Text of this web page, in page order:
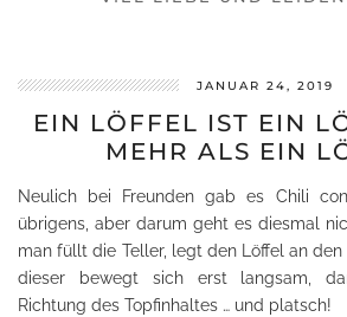
JANUAR 24, 2019
EIN LÖFFEL IST EIN
MEHR ALS EIN
Neulich bei Freunden gab es Chili
übrigens, aber darum geht es diesmal
man füllt die Teller, legt den Löffel an den
dieser bewegt sich erst langsam,
Richtung des Topfinhaltes … und platsch!